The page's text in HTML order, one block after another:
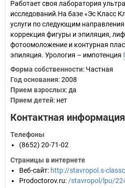
Работает своя лаборатория
исследований.На базе «Эс Класс
услуги по следующим
коррекция фигуры и эпиляция,
фотоомоложение и контурная
эпиляция. Урология – импотенция
Форма собственности: Частная
Год основания:2008
Прием взрослых: да
Прием детей: нет
Контактная информация
Телефоны
(8652) 20-71-02
Страницы в интернете
Веб-сайт: http://stavropol.s-
Prodoctorov.ru: /stavropol/lpu/